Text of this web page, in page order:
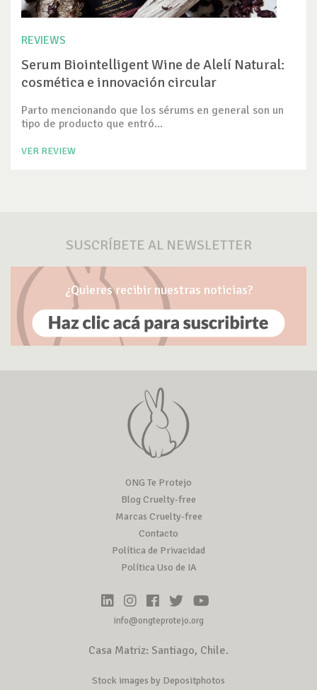
REVIEWS
Serum Biointelligent Wine de Alelí Natural:
cosmética e innovación circular
Parto mencionando que los sérums en general son un
tipo de producto que entró...
VER REVIEW
SUSCRÍBETE AL NEWSLETTER
¿Quieres recibir nuestras noticias?
ONG Te Protejo
Blog Cruelty-free
Marcas Cruelty-free
Contacto
Política de Privacidad
Política Uso de IA
info@ongteprotejo.org
Casa Matriz: Santiago, Chile.
Stock images by Depositphotos